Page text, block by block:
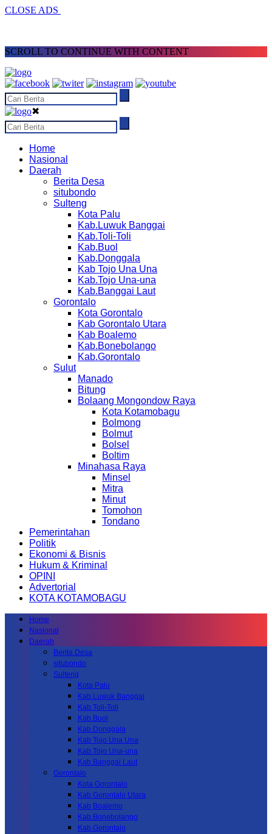
CLOSE ADS
SCROLL TO CONTINUE WITH CONTENT
✖
Home
Nasional
Daerah
Berita Desa
situbondo
Sulteng
Kota Palu
Kab.Luwuk Banggai
Kab.Toli-Toli
Kab.Buol
Kab.Donggala
Kab Tojo Una Una
Kab.Tojo Una-una
Kab.Banggai Laut
Gorontalo
Kota Gorontalo
Kab Gorontalo Utara
Kab Boalemo
Kab.Bonebolango
Kab.Gorontalo
Sulut
Manado
Bitung
Bolaang Mongondow Raya
Kota Kotamobagu
Bolmong
Bolmut
Bolsel
Boltim
Minahasa Raya
Minsel
Mitra
Minut
Tomohon
Tondano
Pemerintahan
Politik
Ekonomi & Bisnis
Hukum & Kriminal
OPINI
Advertorial
KOTA KOTAMOBAGU
Home
Nasional
Daerah
Berita Desa
situbondo
Sulteng
Kota Palu
Kab.Luwuk Banggai
Kab.Toli-Toli
Kab.Buol
Kab.Donggala
Kab Tojo Una Una
Kab.Tojo Una-una
Kab.Banggai Laut
Gorontalo
Kota Gorontalo
Kab Gorontalo Utara
Kab Boalemo
Kab.Bonebolango
Kab.Gorontalo